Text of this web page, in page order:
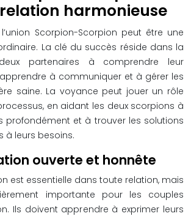
harmonieuse
Scorpion-Scorpion peut être une
La clé du succès réside dans la
partenaires à comprendre leur
à communiquer et à gérer les
saine. La voyance peut jouer un rôle
en aidant les deux scorpions à
profondément et à trouver les solutions
à leurs besoins.
ouverte et honnête
est essentielle dans toute relation, mais
importante pour les couples
Ils doivent apprendre à exprimer leurs